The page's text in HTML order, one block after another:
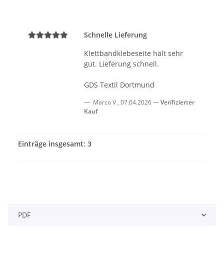
Schnelle Lieferung
Klettbandklebeseite hält sehr
gut. Lieferung schnell.
GDS Textil Dortmund
Marco V , 07.04.2026
Verifizierter
Kauf
Einträge insgesamt: 3
PDF